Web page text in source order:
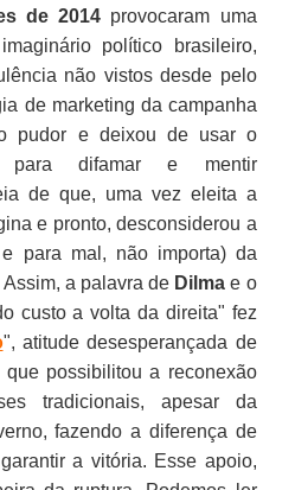
de 2014 provocaram uma
político brasileiro,
não vistos desde pelo
de marketing da campanha
pudor e deixou de usar o
para difamar e mentir
de que, uma vez eleita a
e pronto, desconsiderou a
para mal, não importa) da
a palavra de Dilma e o
custo a volta da direita" fez
", atitude desesperançada de
que possibilitou a reconexão
tradicionais, apesar da
fazendo a diferença de
a vitória. Esse apoio,